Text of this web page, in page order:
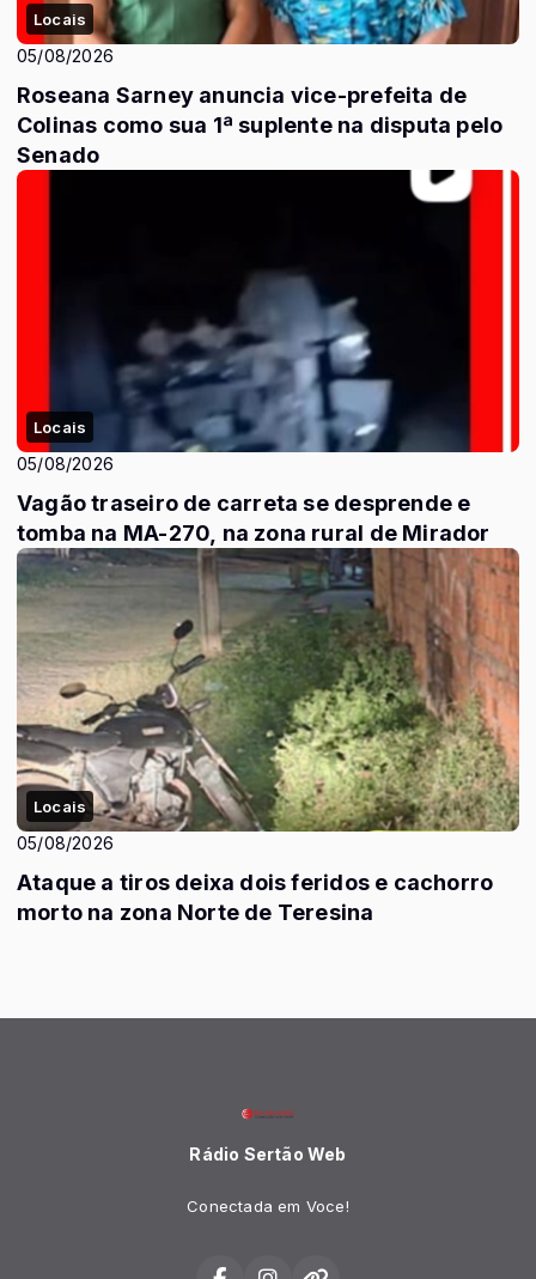
Locais
05/08/2026
Roseana Sarney anuncia vice-prefeita de
Colinas como sua 1ª suplente na disputa pelo
Senado
Locais
05/08/2026
Vagão traseiro de carreta se desprende e
tomba na MA-270, na zona rural de Mirador
Locais
05/08/2026
Ataque a tiros deixa dois feridos e cachorro
morto na zona Norte de Teresina
Rádio Sertão Web
Conectada em Voce!